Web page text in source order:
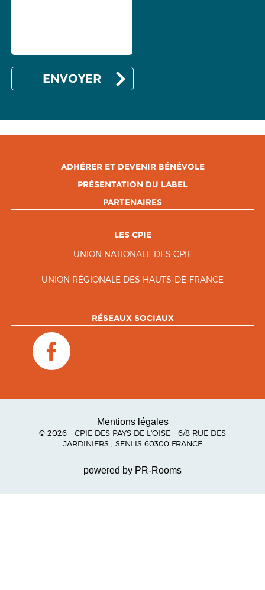
ADHÉRER ET DEVENIR BÉNÉVOLE
PRÉSENTATION DU LABEL
PARTENAIRES
LES CPIE
UNION NATIONALE DES CPIE
UNION RÉGIONALE DES HAUTS-DE-FRANCE
RÉSEAUX SOCIAUX
Mentions légales
© 2026 - CPIE DES PAYS DE L'OISE - 6/8 RUE DES
JARDINIERS , SENLIS 60300 FRANCE
powered by PR-Rooms